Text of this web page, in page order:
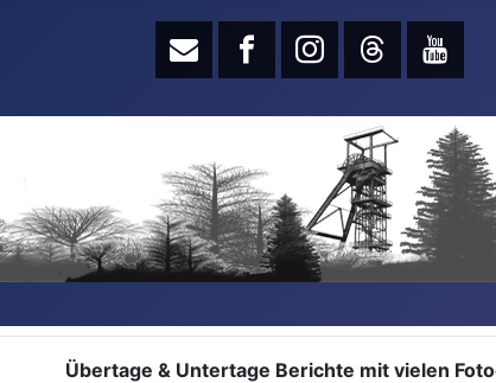
Übertage & Untertage Berichte mit vielen